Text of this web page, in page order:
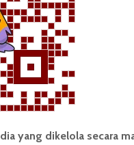
yang dikelola secara